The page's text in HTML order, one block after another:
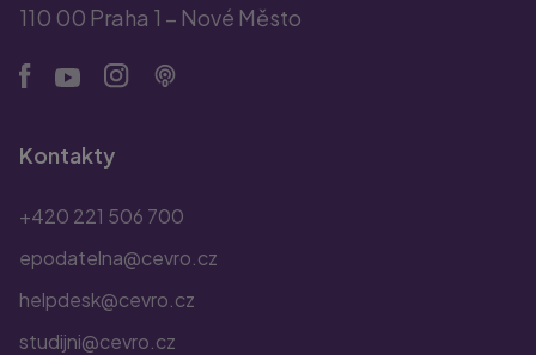
110 00 Praha 1 – Nové Město
Kontakty
+420 221 506 700
epodatelna@cevro.cz
helpdesk@cevro.cz
studijni@cevro.cz